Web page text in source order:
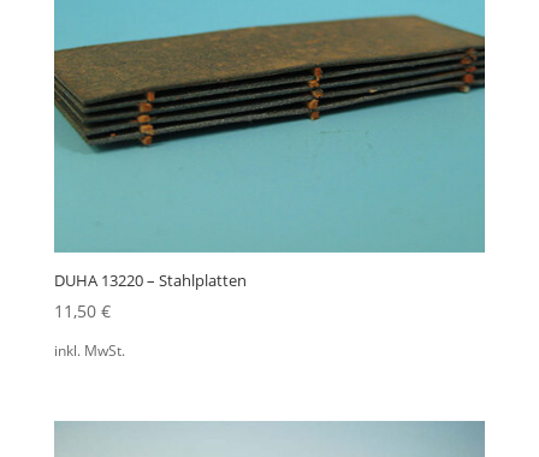
DUHA 13220 – Stahlplatten
11,50 €
inkl. MwSt.